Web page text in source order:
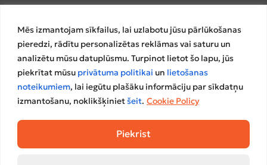
Mēs izmantojam sīkfailus, lai uzlabotu jūsu pārlūkošanas
pieredzi, rādītu personalizētas reklāmas vai saturu un
analizētu mūsu datuplūsmu. Turpinot lietot šo lapu, jūs
piekrītat mūsu privātuma politikai un lietošanas
noteikumiem, lai iegūtu plašāku informāciju par sīkdatņu
izmantošanu, noklikšķinietšeit. Cookie Policy
Piekrist
Salīdzināšanas platformas